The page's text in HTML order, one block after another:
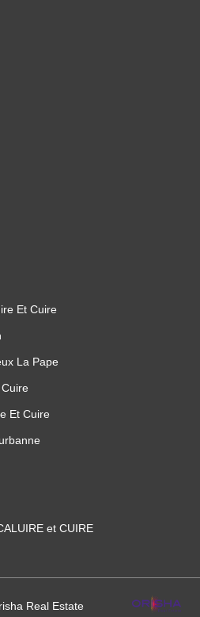
Et Cuire
La Pape
Et Cuire
et CUIRE
Real Estate